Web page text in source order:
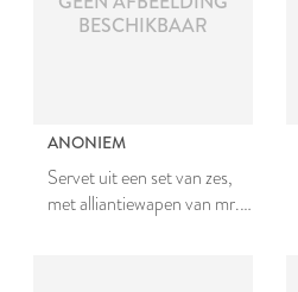
BESCHIKBAAR
ANONIEM
Servet uit een set van zes,
met alliantiewapen van mr.